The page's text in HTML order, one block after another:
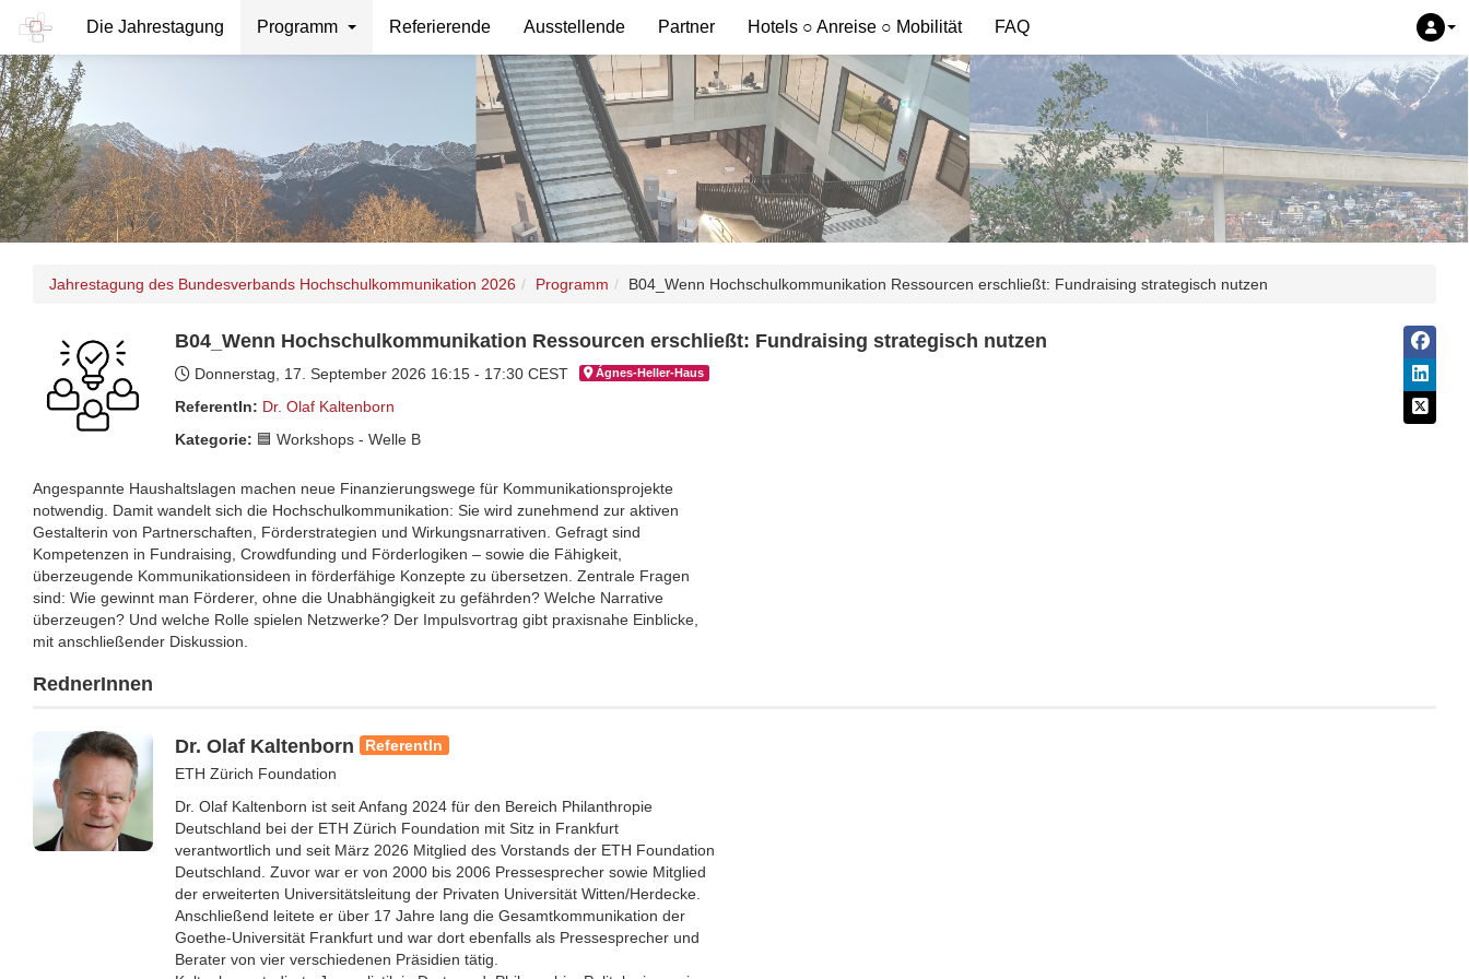
Die Jahrestagung Programm Referierende Ausstellende Partner Hotels ○ Anreise ○ Mobilität FAQ
Jahrestagung des Bundesverbands Hochschulkommunikation 2026 Programm B04_Wenn Hochschulkommunikation Ressourcen erschließt: Fundraising strategisch nutzen
B04_Wenn Hochschulkommunikation Ressourcen erschließt: Fundraising strategisch nutzen
Donnerstag, 17. September 2026 16:15 - 17:30 CEST Ágnes-Hel­ler-Haus
ReferentIn: Dr. Olaf Kaltenborn
Kategorie: 🟦 Workshops - Welle B
Angespannte Haushaltslagen machen neue Finanzierungswege für Kommunikationsprojekte
notwendig. Damit wandelt sich die Hochschulkommunikation: Sie wird zunehmend zur aktiven
Gestalterin von Partnerschaften, Förderstrategien und Wirkungsnarrativen. Gefragt sind
Kompetenzen in Fundraising, Crowdfunding und Förderlogiken – sowie die Fähigkeit,
überzeugende Kommunikationsideen in förderfähige Konzepte zu übersetzen. Zentrale Fragen
sind: Wie gewinnt man Förderer, ohne die Unabhängigkeit zu gefährden? Welche Narrative
überzeugen? Und welche Rolle spielen Netzwerke? Der Impulsvortrag gibt praxisnahe Einblicke,
mit anschließender Diskussion.
RednerInnen
Dr. Olaf Kaltenborn ReferentIn
ETH Zürich Foundation
Dr. Olaf Kaltenborn ist seit Anfang 2024 für den Bereich Philanthropie
Deutschland bei der ETH Zürich Foundation mit Sitz in Frankfurt
verantwortlich und seit März 2026 Mitglied des Vorstands der ETH Foundation
Deutschland. Zuvor war er von 2000 bis 2006 Pressesprecher sowie Mitglied
der erweiterten Universitätsleitung der Privaten Universität Witten/Herdecke.
Anschließend leitete er über 17 Jahre lang die Gesamtkommunikation der
Goethe-Universität Frankfurt und war dort ebenfalls als Pressesprecher und
Berater von vier verschiedenen Präsidien tätig.